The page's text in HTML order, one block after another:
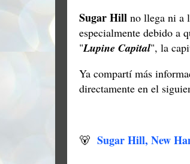
Sugar Hill no llega ni a
especialmente debido a
"Lupine Capital", la
Ya compartí más
directamente en el
🐻 Sugar Hill, New